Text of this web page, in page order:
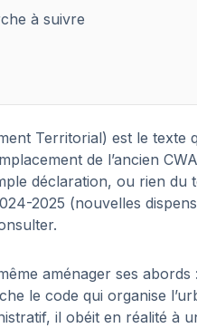
à suivre
Territorial) est le texte
de l’ancien
déclaration, ou rien
2025 (nouvelles
aménager ses
le code qui organise
il obéit en réalité à